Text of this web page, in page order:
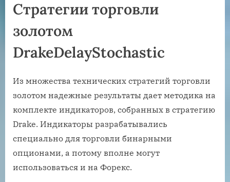
Стратегии торговли
золотом
DrakeDelayStochastic
Из множества технических стратегий торговли
золотом надежные результаты дает методика на
комплекте индикаторов, собранных в стратегию
Drake. Индикаторы разрабатывались
специально для торговли бинарными
опционами, а потому вполне могут
использоваться и на Форекс.